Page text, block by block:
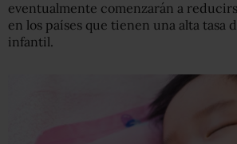
eventualmente comenzarán a
en los países que tienen una alta tasa
infantil.